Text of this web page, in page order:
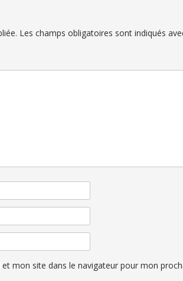
Les champs obligatoires sont indiqués
mon site dans le navigateur pour mon